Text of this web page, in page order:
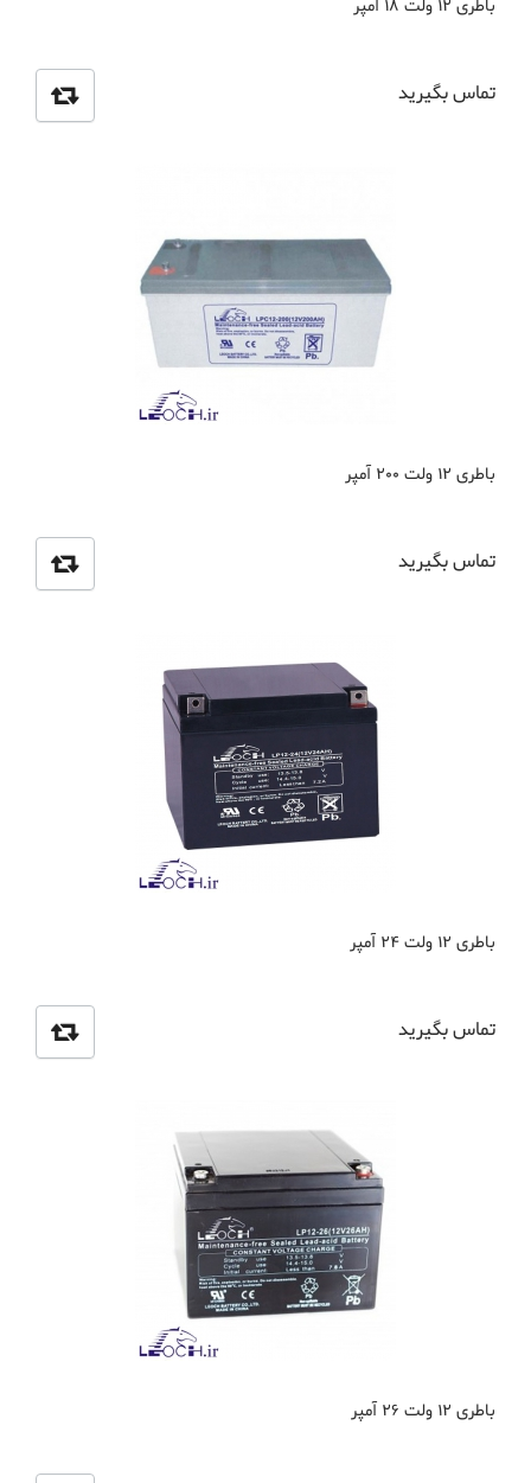
باطری 12 ولت 18 آمپر
تماس بگیرید
باطری 12 ولت 200 آمپر
تماس بگیرید
باطری 12 ولت 24 آمپر
تماس بگیرید
باطری 12 ولت 26 آمپر